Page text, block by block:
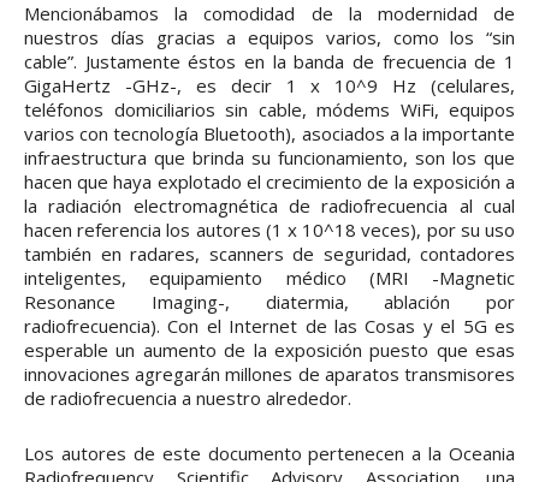
Mencionábamos la comodidad de la modernidad de
nuestros días gracias a equipos varios, como los “sin
cable”. Justamente éstos en la banda de frecuencia de 1
GigaHertz -GHz-, es decir 1 x 10^9 Hz (celulares,
teléfonos domiciliarios sin cable, módems WiFi, equipos
varios con tecnología Bluetooth), asociados a la importante
infraestructura que brinda su funcionamiento, son los que
hacen que haya explotado el crecimiento de la exposición a
la radiación electromagnética de radiofrecuencia al cual
hacen referencia los autores (1 x 10^18 veces), por su uso
también en radares, scanners de seguridad, contadores
inteligentes, equipamiento médico (MRI -Magnetic
Resonance Imaging-, diatermia, ablación por
radiofrecuencia). Con el Internet de las Cosas y el 5G es
esperable un aumento de la exposición puesto que esas
innovaciones agregarán millones de aparatos transmisores
de radiofrecuencia a nuestro alrededor.
Los autores de este documento pertenecen a la Oceania